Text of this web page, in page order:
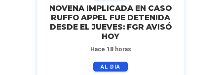
NOVENA IMPLICADA EN CASO
RUFFO APPEL FUE DETENIDA
DESDE EL JUEVES: FGR AVISÓ
HOY
Hace 18 horas
AL DÍA